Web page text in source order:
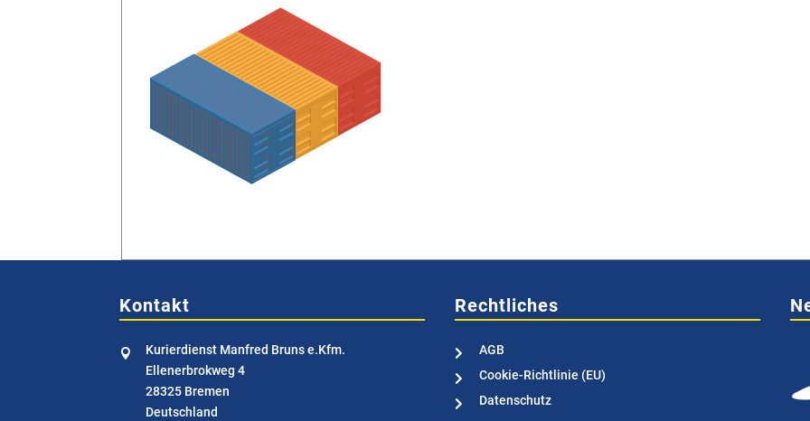
Kontakt

Kurierdienst Manfred Bruns e.Kfm.
Ellenerbrokweg 4
28325 Bremen
Deutschland
Rechtliches
 AGB
 Cookie-Richtlinie (EU)

Datenschutz